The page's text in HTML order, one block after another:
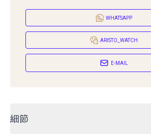
WHATSAPP
ARISTO_WATCH
E-MAIL
細節